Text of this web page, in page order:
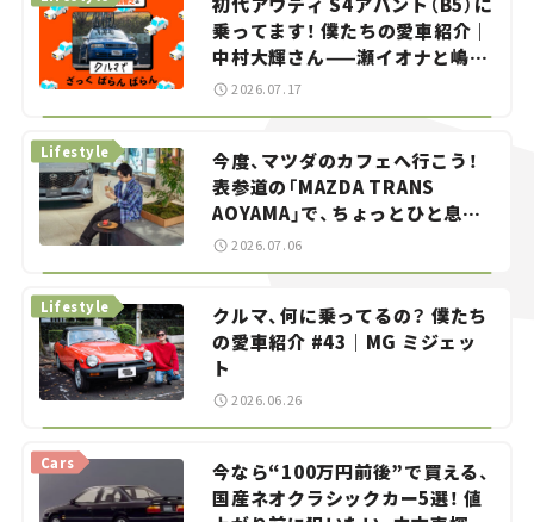
乗ってます！ 僕たちの愛車紹介｜
中村大輝さん——瀬イオナと嶋田
智之の「クルマでざっくばらんば
らん！」＃20
2026.07.17
今度、マツダのカフェへ行こう！
表参道の「MAZDA TRANS
AOYAMA」で、ちょっとひと息。
——連載｜CCGとクルマでどうす
Lifestyle
2026.07.06
クルマ、何に乗ってるの？ 僕たち
の愛車紹介 #43｜MG ミジェッ
ト
Lifestyle
2026.06.26
今なら“100万円前後”で買える、
国産ネオクラシックカー5選！ 値
Cars